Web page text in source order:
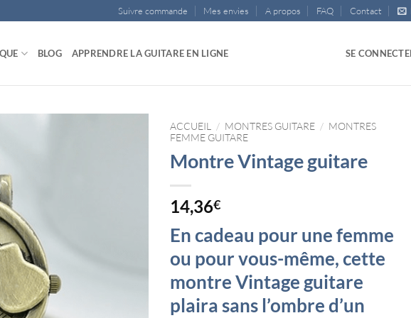
Suivre commande Mes envies A propos FAQ Contact
BLOG APPRENDRE LA GUITARE EN LIGNE SE
ACCUEIL / MONTRES GUITARE / MONTRES
FEMME GUITARE
Montre Vintage guitare
14,36€
En cadeau pour une femme
ou pour vous-même, cette
montre Vintage guitare
plaira sans l’ombre d’un